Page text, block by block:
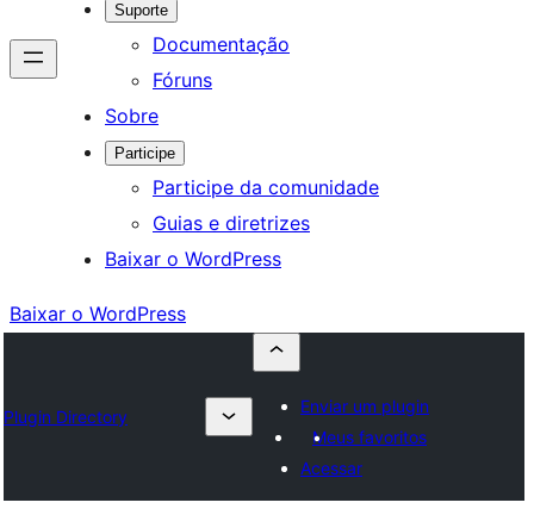
Suporte
Documentação
Fóruns
Sobre
Participe
Participe da comunidade
Guias e diretrizes
Baixar o WordPress
Baixar o WordPress
Plugin Directory
Enviar um plugin
Meus favoritos
Acessar